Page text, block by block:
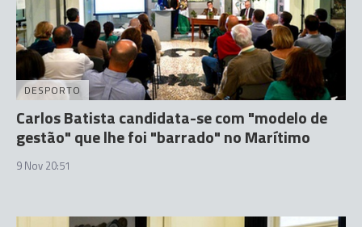
DESPORTO
Carlos Batista candidata-se com "modelo de
gestão" que lhe foi "barrado" no Marítimo
9 Nov 20:51